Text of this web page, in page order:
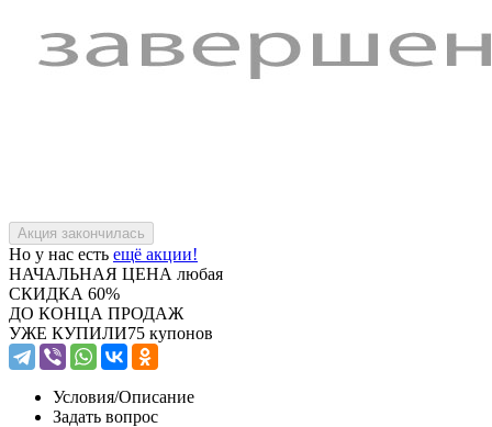
Но у нас есть ещё акции!
НАЧАЛЬНАЯ ЦЕНА любая
СКИДКА 60%
ДО КОНЦА ПРОДАЖ
УЖЕ КУПИЛИ75 купонов
Условия/Описание
Задать вопрос